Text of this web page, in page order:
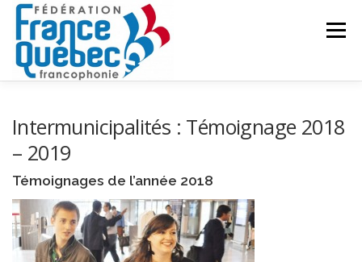
Aller
contenu
Menu
INTRANET
Intermunicipalités : Témoignage 2018
– 2019
Témoignages de l’année 2018